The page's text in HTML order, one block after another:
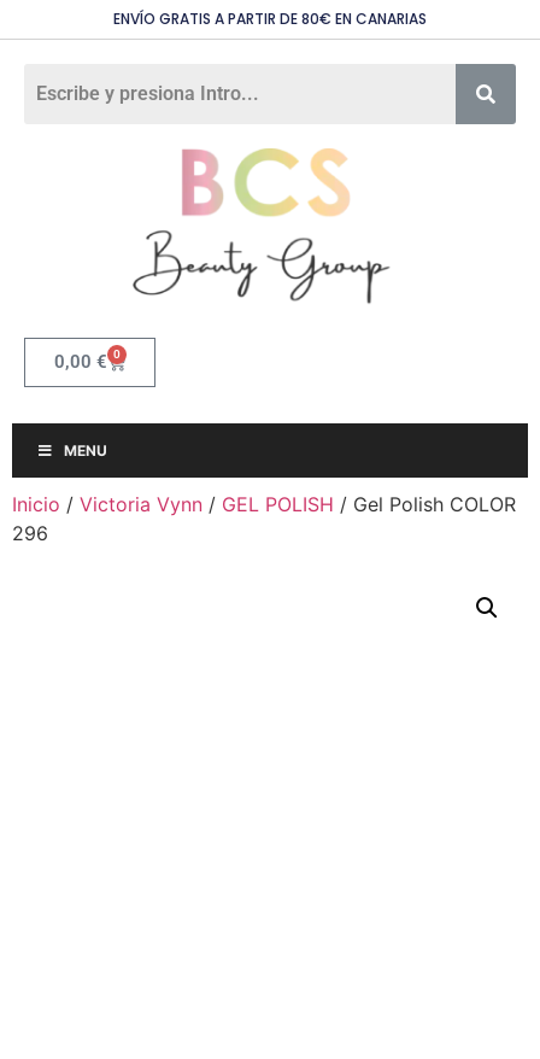
ENVÍO GRATIS A PARTIR DE 80€ EN CANARIAS
0,00 € 0
MENU
Inicio / Victoria Vynn / GEL POLISH / Gel Polish COLOR
296